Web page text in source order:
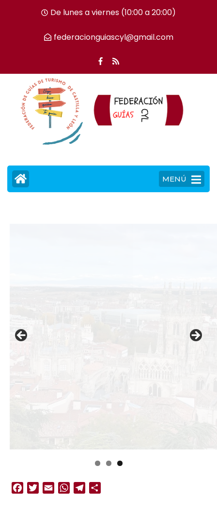
De lunes a viernes (10:00 a 20:00)
federacionguiascyl@gmail.com
MENÚ
Facebook
Twitter
Email WhatsAppTelegram